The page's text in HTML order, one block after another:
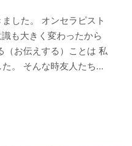
した。 オンセラピスト
も大きく変わったから
（お伝えする）ことは 私
。 そんな時友人たち…